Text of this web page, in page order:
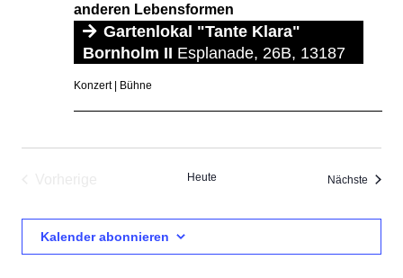
anderen Lebensformen
Gartenlokal "Tante Klara"
Bornholm II Esplanade, 26B, 13187
Konzert | Bühne
Heute Nächste
Kalender abonnieren